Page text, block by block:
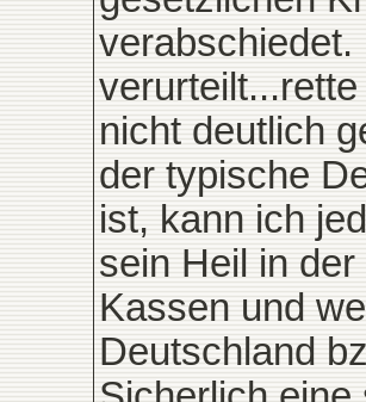
nicht deutlich
der typische
ist, kann ich
sein Heil in
Kassen und
Deutschland